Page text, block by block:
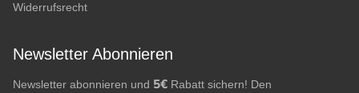
Widerrufsrecht
Newsletter Abonnieren
Newsletter abonnieren und 5€ Rabatt sichern! Den